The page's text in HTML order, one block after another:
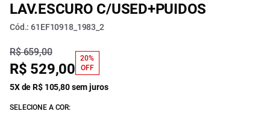
LAV.ESCURO C/USED+PUIDOS
Cód.: 61EF10918_1983_2
R$ 659,00
R$ 529,00
20%
OFF
5X de R$ 105,80 sem juros
SELECIONE A COR: